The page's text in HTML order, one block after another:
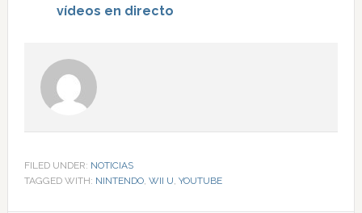
vídeos en directo
FILED UNDER: NOTICIAS
TAGGED WITH: NINTENDO, WII U, YOUTUBE